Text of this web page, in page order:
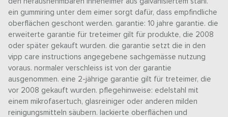
ein gummiring unter dem eimer sorgt dafür, dass empfindliche
oberflächen geschont werden. garantie: 10 jahre garantie. die
erweiterte garantie für treteimer gilt für produkte, die 2008
oder später gekauft wurden. die garantie setzt die in den
vipp care instructions angegebene sachgemässe nutzung
voraus. normaler verschleiss ist von der garantie
ausgenommen. eine 2-jährige garantie gilt für treteimer, die
vor 2008 gekauft wurden. pflegehinweise: edelstahl mit
einem mikrofasertuch, glasreiniger oder anderen milden
reinigungsmitteln säubern. lackierte oberflächen und